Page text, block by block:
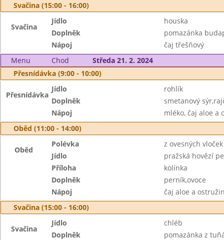
Svačina (15:00 - 16:00)
Svačina
Jídlo
houska
Doplněk
pomazánka
Nápoj
čaj třešňový
Menu
Chod
Středa 21. 2. 2024
Přesnídávka (9:00 - 10:00)
Přesnídávka
Jídlo
rohlík
Doplněk
smetanový
Nápoj
mléko, čaj aloe a
Oběd (11:00 - 14:00)
Oběd
Polévka
z ovesných
Jídlo
pražská hovězí
Příloha
kolínka
Doplněk
perník,ovoce
Nápoj
čaj aloe a
Svačina (15:00 - 16:00)
Svačina
Jídlo
chléb
Doplněk
pomazánka z